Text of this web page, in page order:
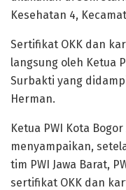
Kesehatan 4,
Sertifikat OKK dan
langsung oleh Ketua
Surbakti yang
Herman.
Ketua PWI Kota
menyampaikan,
tim PWI Jawa Barat,
sertifikat OKK dan